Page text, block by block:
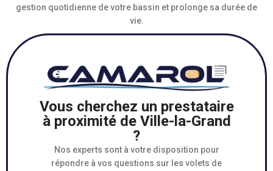
gestion quotidienne de votre bassin et prolonge sa durée de
vie.
Vous cherchez un prestataire
à proximité de Ville-la-Grand
?
Nos experts sont à votre disposition pour
répondre à vos questions sur les volets de